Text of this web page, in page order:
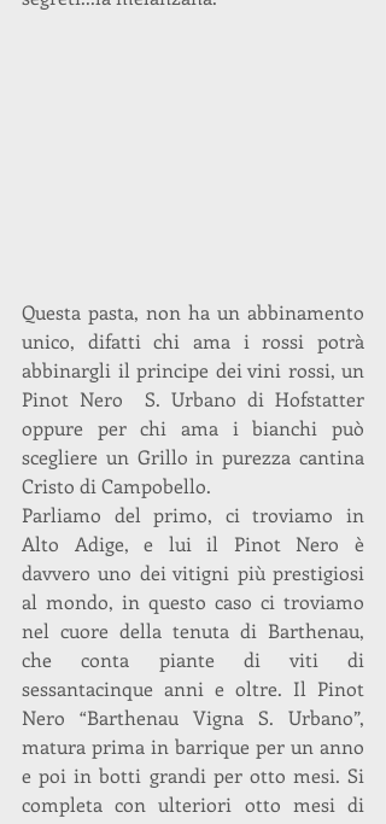
Questa pasta, non ha un abbinamento
unico, difatti chi ama i rossi potrà
abbinargli il principe dei vini rossi, un
Pinot Nero  S. Urbano di Hofstatter
oppure per chi ama i bianchi può
scegliere un Grillo in purezza cantina
Cristo di Campobello.
Parliamo del primo, ci troviamo in
Alto Adige, e lui il Pinot Nero è
davvero uno dei vitigni più prestigiosi
al mondo, in questo caso ci troviamo
nel cuore della tenuta di Barthenau,
che conta piante di viti di
sessantacinque anni e oltre. Il Pinot
Nero “Barthenau Vigna S. Urbano”,
matura prima in barrique per un anno
e poi in botti grandi per otto mesi. Si
completa con ulteriori otto mesi di